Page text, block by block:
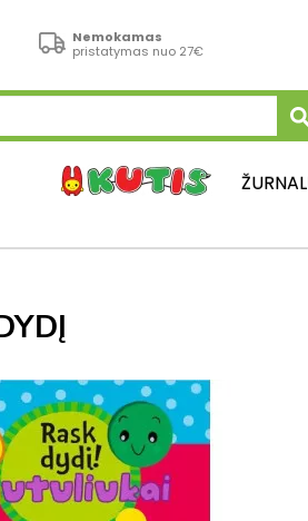
Nemokamas
pristatymas nuo 27€